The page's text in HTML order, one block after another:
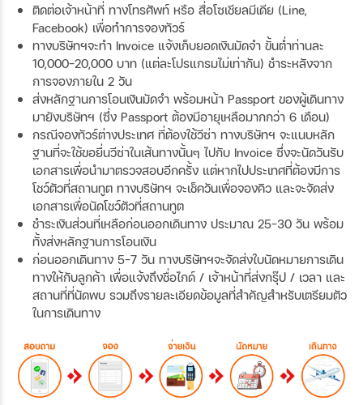
ติดต่อเจ้าหน้าที่ ทางโทรศัพท์ หรือ สื่อโซเชียลมีเดีย (Line,
Facebook) เพื่อทำการจองทัวร์
ทางบริษัทฯจะทำ Invoice แจ้งเก็บยอดเงินมัดจำ ขั้นต่ำท่านละ
10,000-20,000 บาท (แต่ละโปรแกรมไม่เท่ากัน) ชำระหลังจาก
การจองภายใน 2 วัน
ส่งหลักฐานการโอนเงินมัดจำ พร้อมหน้า Passport ของผู้เดินทาง
มายังบริษัทฯ (ซึ่ง Passport ต้องมีอายุเหลือมากกว่า 6 เดือน)
กรณีจองทัวร์ต่างประเทศ ที่ต้องใช้วีซ่า ทางบริษัทฯ จะแนบหลัก
ฐานที่จะใช้ขอยื่นวีซ่าในเส้นทางนั้นๆ ไปกับ Invoice ซึ่งจะนัดวันรับ
เอกสารเพื่อนำมาตรวจสอบอีกครั้ง แต่หากไปประเทศที่ต้องมีการ
โชว์ตัวที่สถานทูต ทางบริษัทฯ จะเช็ควันเพื่อจองคิว และจะจัดส่ง
เอกสารเพื่อนัดโชว์ตัวที่สถานทูต
ชำระเงินส่วนที่เหลือก่อนออกเดินทาง ประมาณ 25-30 วัน พร้อม
ทั้งส่งหลักฐานการโอนเงิน
ก่อนออกเดินทาง 5-7 วัน ทางบริษัทฯจะจัดส่งใบนัดหมายการเดิน
ทางให้กับลูกค้า เพื่อแจ้งถึงชื่อไกด์ / เจ้าหน้าที่ส่งกรุ๊ป / เวลา และ
สถานที่ที่นัดพบ รวมถึงรายละเอียดข้อมูลที่สำคัญสำหรับเตรียมตัว
ในการเดินทาง